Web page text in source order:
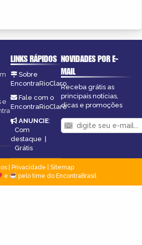
e
LINKS RÁPIDOS
Sobre
EncontraRioClaro
Fale com o
EncontraRioClaro
ANUNCIE:
Com
destaque |
Grátis
NOVIDADES POR E-
MAIL
Receba grátis as
principais notícias,
dicas e promoções
| Privacidade
Sitemap
e pelo time do EncontraBrasil